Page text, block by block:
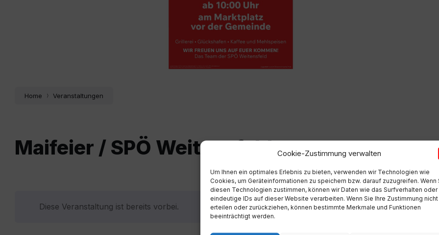
Cookie-Zustimmung verwalten
Um Ihnen ein optimales Erlebnis zu bieten, verwenden wir Technologien wie
Cookies, um Geräteinformationen zu speichern bzw. darauf zuzugreifen. Wenn
diesen Technologien zustimmen, können wir Daten wie das Surfverhalten oder
eindeutige IDs auf dieser Website verarbeiten. Wenn Sie Ihre Zustimmung nicht
erteilen oder zurückziehen, können bestimmte Merkmale und Funktionen
beeinträchtigt werden.
Home Veranstaltungen
Maifeier / SPÖ Weitensfeld
Diese Veranstaltung ist bereits vorbei.